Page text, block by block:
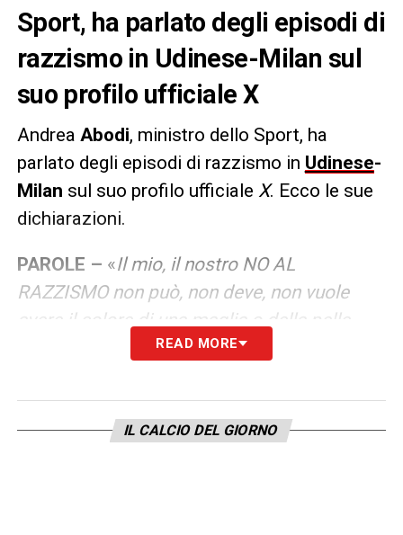
Sport, ha parlato degli episodi di
razzismo in Udinese-Milan sul
suo profilo ufficiale X
Andrea Abodi, ministro dello Sport, ha
parlato degli episodi di razzismo in Udinese-
Milan sul suo profilo ufficiale X. Ecco le sue
dichiarazioni.
PAROLE – «Il mio, il nostro NO AL
RAZZISMO non può, non deve, non vuole
avere il colore di una maglia o della pelle,
non riguarda una religione o un popolo o una
RISPETTO: sempre e ovunque! E chi sbaglia
ne deve rispondere. Le nostre scuse a Mike
READ MORE
IL CALCIO DEL GIORNO